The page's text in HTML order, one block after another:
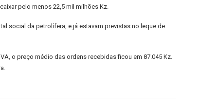
pelo menos 22,5 mil milhões Kz.
social da petrolífera, e já estavam previstas no leque de
o preço médio das ordens recebidas ficou em 87.045 Kz.